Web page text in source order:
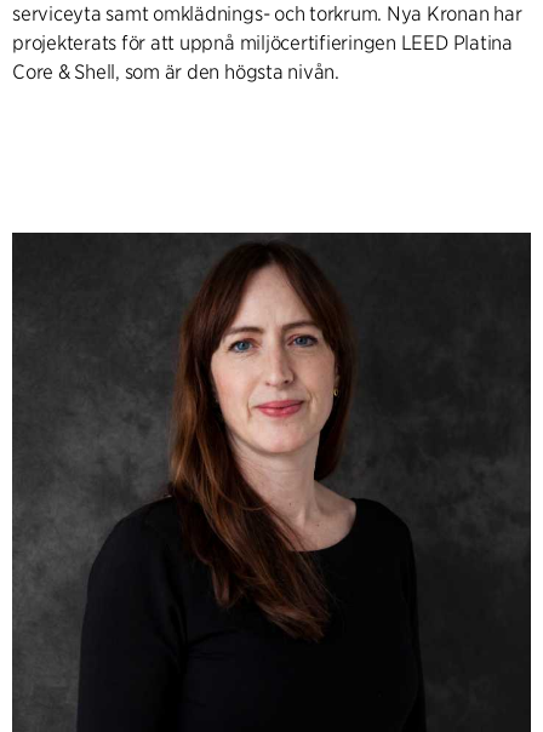
serviceyta samt omklädnings- och torkrum. Nya Kronan har
projekterats för att uppnå miljöcertifieringen LEED Platina
Core & Shell, som är den högsta nivån.